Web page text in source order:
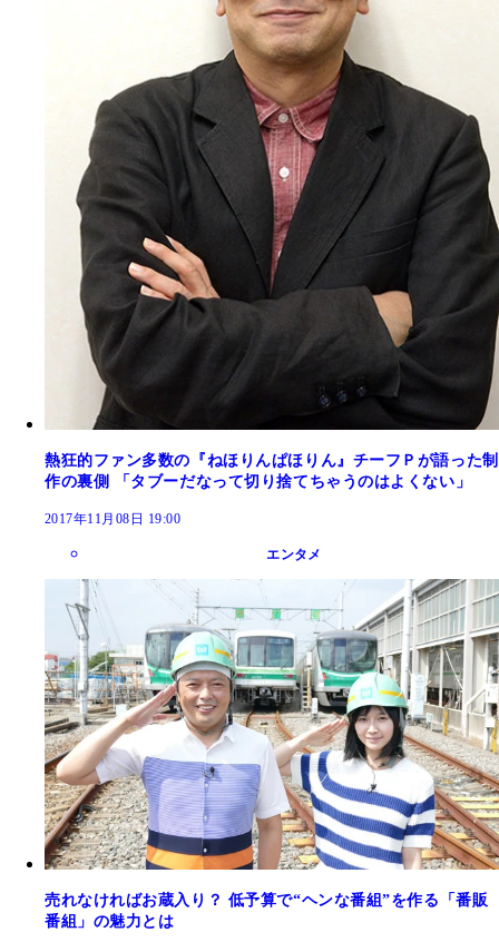
熱狂的ファン多数の『ねほりんぱほりん』チーフＰが語った制
作の裏側 「タブーだなって切り捨てちゃうのはよくない」
2017年11月08日 19:00
エンタメ
売れなければお蔵入り？ 低予算で“ヘンな番組”を作る「番販
番組」の魅力とは